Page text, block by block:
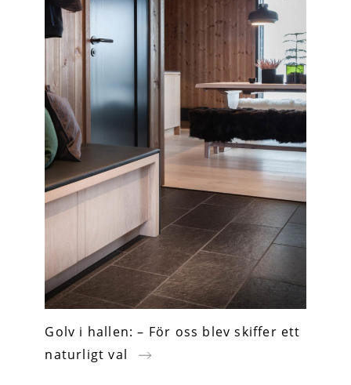
Golv i hallen: – För oss blev skiffer ett
naturligt val